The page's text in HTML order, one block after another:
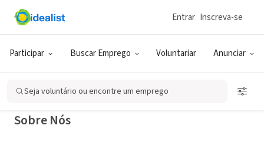
Participar Buscar Emprego Voluntariar Anunciar
Entrar Inscreva-se
Seja voluntário ou encontre um emprego
ONG (SETOR SOCIAL)
Farmer John's Plot
Sobre Nós